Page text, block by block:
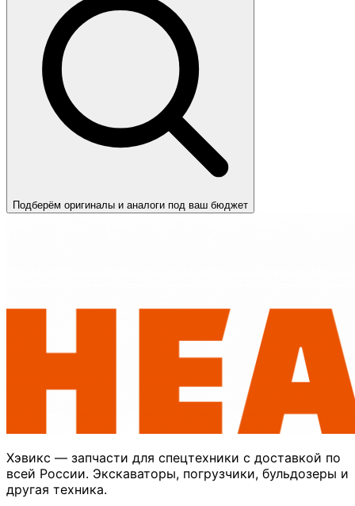
Подберём оригиналы и аналоги под ваш бюджет
Хэвикс — запчасти для спецтехники с доставкой по
всей России. Экскаваторы, погрузчики, бульдозеры и
другая техника.